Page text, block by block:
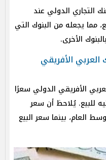
التجاري الدولي عند
و13 جنيهًا للبيع، مما يجعله من البنوك التي
الأخرى.
الأفريقي
الأفريقي الدولي سعرًا
جنيه للشراء و13.01 جنيه للبيع. يُلاحظ أن سعر
العام، بينما سعر البيع